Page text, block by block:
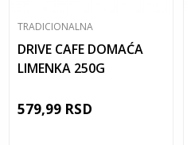
TRADICIONALNA
DRIVE CAFE DOMAĆA
LIMENKA 250G
579,99 RSD